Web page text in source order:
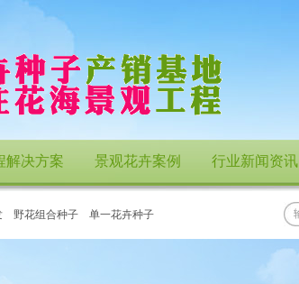
解决方案 景观花卉案例 行业新闻资讯
野花组合种子 单一花卉种子